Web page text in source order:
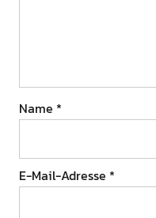
Name *
E-Mail-Adresse *